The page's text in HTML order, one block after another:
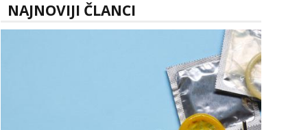
NAJNOVIJI ČLANCI